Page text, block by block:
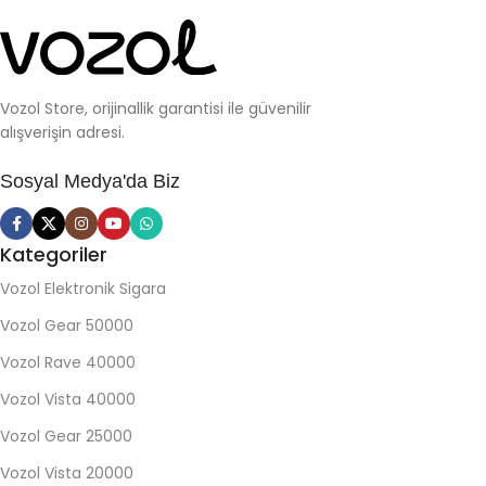
Vozol Store, orijinallik garantisi ile güvenilir
alışverişin adresi.
Sosyal Medya'da Biz
Kategoriler
Vozol Elektronik Sigara
Vozol Gear 50000
Vozol Rave 40000
Vozol Vista 40000
Vozol Gear 25000
Vozol Vista 20000